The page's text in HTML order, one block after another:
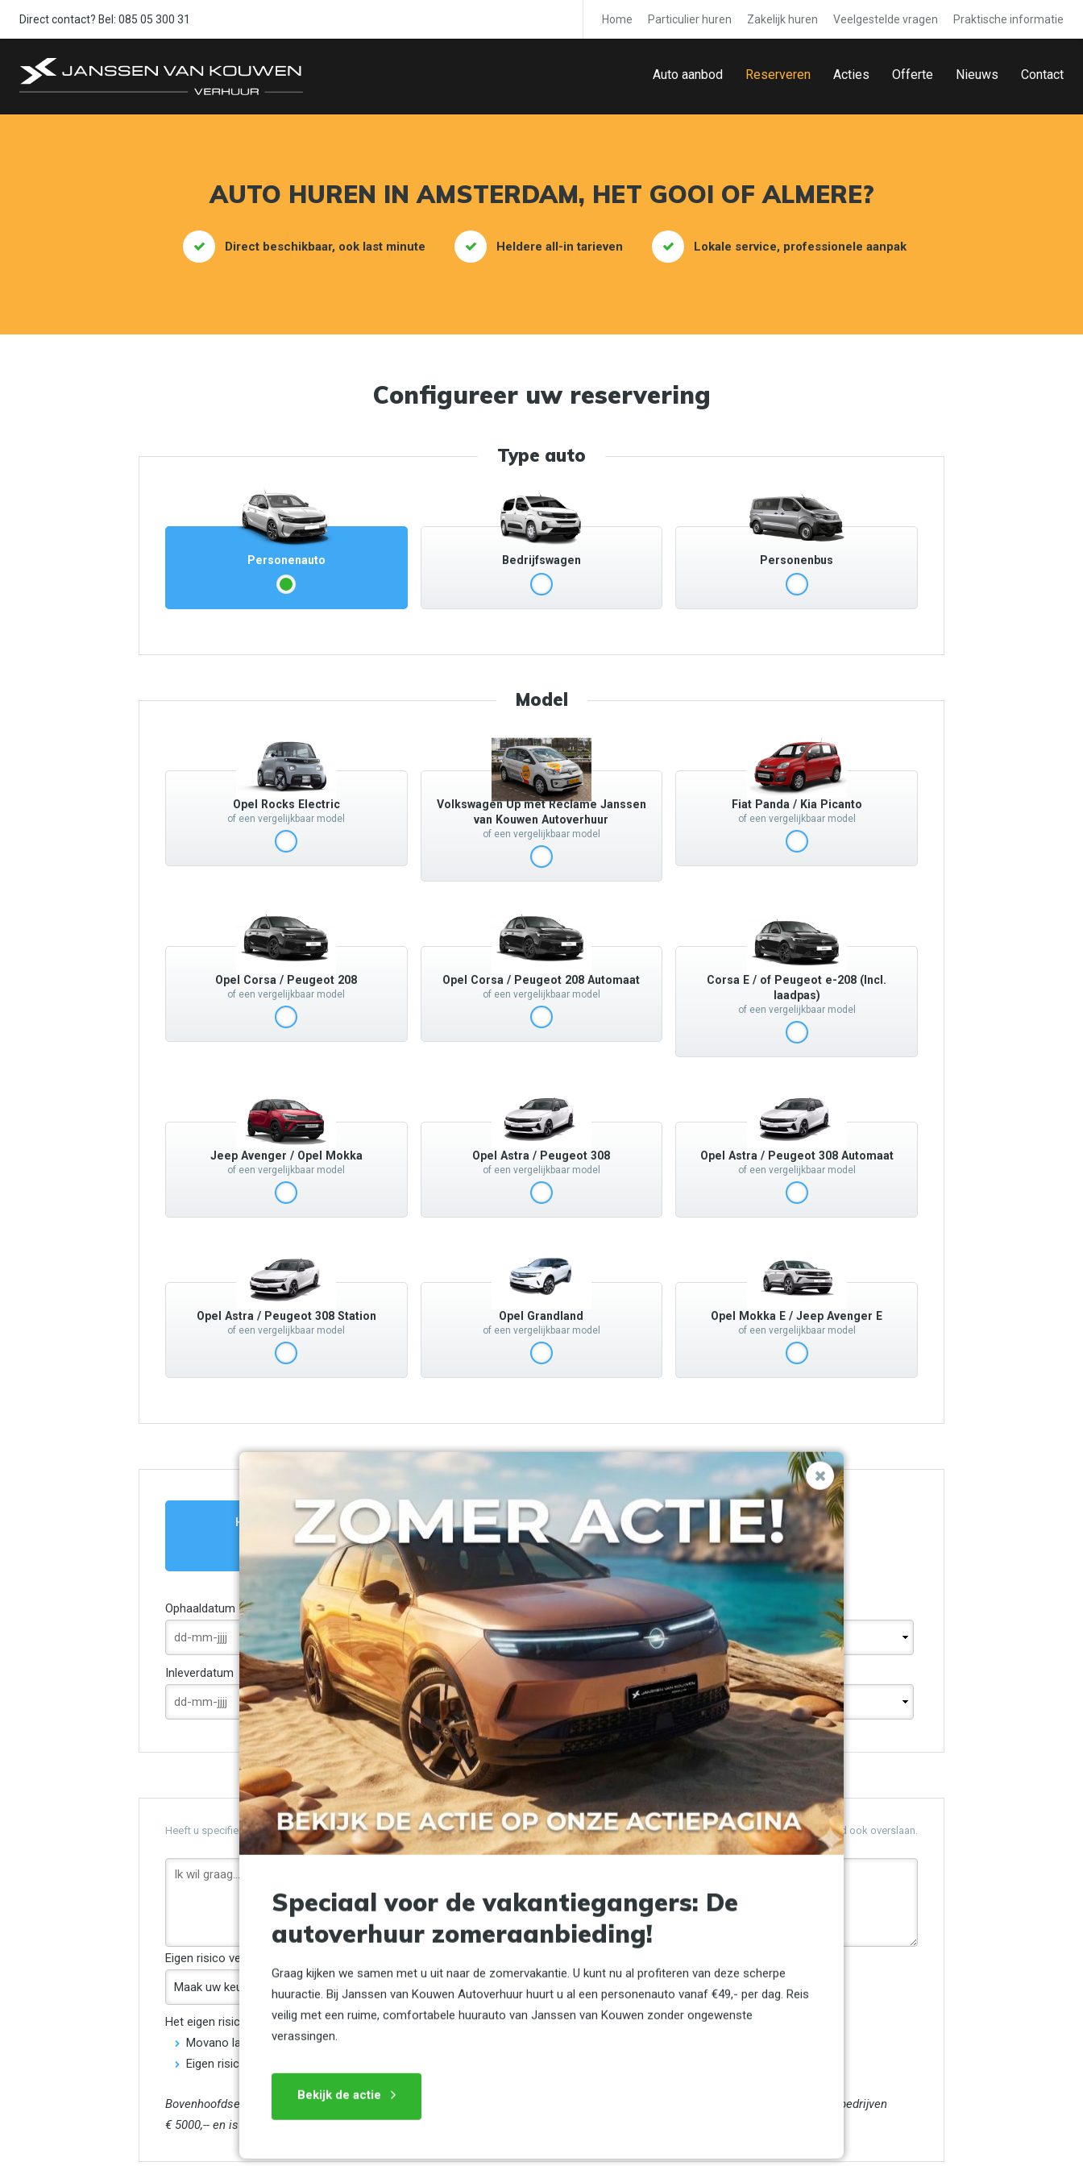
Direct contact? Bel: 085 05 300 31 Home Particulier huren Zakelijk huren Veelgestelde vragen Praktische informatie
Auto aanbod Reserveren Acties Offerte Nieuws Contact
AUTO HUREN IN AMSTERDAM, HET GOOI OF ALMERE?
Direct beschikbaar, ook last minute Heldere all-in tarieven Lokale service, professionele aanpak
Configureer uw reservering
Type auto
Personenauto Bedrijfswagen Personenbus
Model
Opel Rocks Electric
of een vergelijkbaar model
Volkswagen Up met Reclame Janssen
van Kouwen Autoverhuur
of een vergelijkbaar model
Fiat Panda / Kia Picanto
of een vergelijkbaar model
Opel Corsa / Peugeot 208
of een vergelijkbaar model
Opel Corsa / Peugeot 208 Automaat
of een vergelijkbaar model
Corsa E / of Peugeot e-208 (Incl.
laadpas)
of een vergelijkbaar model
Jeep Avenger / Opel Mokka
of een vergelijkbaar model
Opel Astra / Peugeot 308
of een vergelijkbaar model
Opel Astra / Peugeot 308 Automaat
of een vergelijkbaar model
Opel Astra / Peugeot 308 Station
of een vergelijkbaar model
Opel Grandland
of een vergelijkbaar model
Opel Mokka E / Jeep Avenger E
of een vergelijkbaar model
Ophaal en terugbrenglocatie
Huizen Hilversum
Ophaaldatum Ophaaltijdstip
Inleverdatum Inlevertijdstip
Aanvullende wensen
Heeft u specifieke wensen voor uw reservering zoals het toevoegen van winterbanden of een navigatiesysteem? Laat het ons weten. U kunt dit veld ook overslaan.
Eigen risico verlagen?
Het eigen risico is het bedrag dat u zelf moet betalen bij schade.
Movano lang en Bakwagen €950 te verlagen naar €450 voor €15,00 per dag.
Eigen risico klein grijs en geel €700 te verlagen naar €350 voor €10,00 per dag.
Bovenhoofdse schade: (schade boven 1.90 meter) en schade door overbelading eigen risico voor particulieren € 1500,-- en voor bedrijven
€ 5000,-- en is niet afkoopbaar.
Speciaal voor de vakantiegangers: De
autoverhuur zomeraanbieding!
Graag kijken we samen met u uit naar de zomervakantie. U kunt nu al profiteren van deze scherpe
huuractie. Bij Janssen van Kouwen Autoverhuur huurt u al een personenauto vanaf €49,- per dag. Reis
veilig met een ruime, comfortabele huurauto van Janssen van Kouwen zonder ongewenste
verassingen.
Bekijk de actie